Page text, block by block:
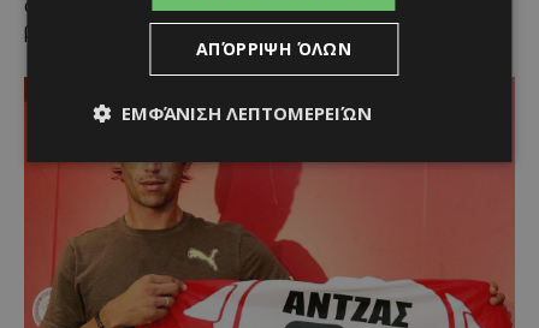
αναπνευστική υποστήριξη και η σωστή διατροφή
βελτιώνουν την ποιότητα ζωής.
ΑΠΌΡΡΙΨΗ ΌΛΩΝ
ΕΜΦΆΝΙΣΗ ΛΕΠΤΟΜΕΡΕΙΏΝ